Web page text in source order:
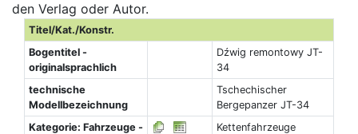
den Verlag oder Autor.
Titel/Kat./Konstr.
Bogentitel -
originalsprachlich
Dźwig remontowy JT-
34
technische
Modellbezeichnung
Tschechischer
Bergepanzer JT-34
Kategorie: Fahrzeuge -
Kettenfahrzeuge